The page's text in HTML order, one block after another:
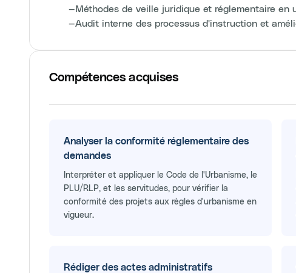
—Méthodes de veille juridique et réglementaire en
—Audit interne des processus d'instruction et
Compétences acquises
Analyser la conformité réglementaire des
demandes
Interpréter et appliquer le Code de l'Urbanisme, le
PLU/RLP, et les servitudes, pour vérifier la
conformité des projets aux règles d'urbanisme en
vigueur.
Rédiger des actes administratifs